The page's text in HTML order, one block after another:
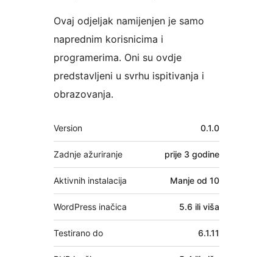
Ovaj odjeljak namijenjen je samo
naprednim korisnicima i
programerima. Oni su ovdje
predstavljeni u svrhu ispitivanja i
obrazovanja.
Meta
Version 0.1.0
Zadnje ažuriranje prije 3 godine
Aktivnih instalacija Manje od 10
WordPress inačica 5.6 ili viša
Testirano do 6.1.11